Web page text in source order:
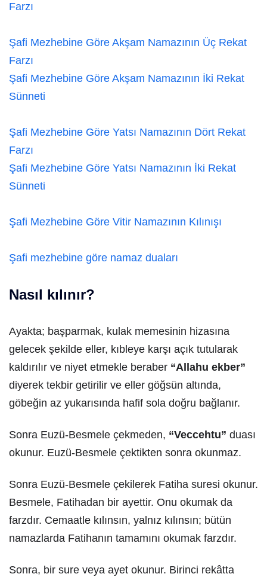
Farzı
Şafi Mezhebine Göre Akşam Namazının Üç Rekat
Farzı
Şafi Mezhebine Göre Akşam Namazının İki Rekat
Sünneti
Şafi Mezhebine Göre Yatsı Namazının Dört Rekat
Farzı
Şafi Mezhebine Göre Yatsı Namazının İki Rekat
Sünneti
Şafi Mezhebine Göre Vitir Namazının Kılınışı
Şafi mezhebine göre namaz duaları
Nasıl kılınır?
Ayakta; başparmak, kulak memesinin hizasına
gelecek şekilde eller, kıbleye karşı açık tutularak
kaldırılır ve niyet etmekle beraber “Allahu ekber”
diyerek tekbir getirilir ve eller göğsün altında,
göbeğin az yukarısında hafif sola doğru bağlanır.
Sonra Euzü-Besmele çekmeden, “Veccehtu” duası
okunur. Euzü-Besmele çektikten sonra okunmaz.
Sonra Euzü-Besmele çekilerek Fatiha suresi okunur.
Besmele, Fatihadan bir ayettir. Onu okumak da
farzdır. Cemaatle kılınsın, yalnız kılınsın; bütün
namazlarda Fatihanın tamamını okumak farzdır.
Sonra, bir sure veya ayet okunur. Birinci rekâtta